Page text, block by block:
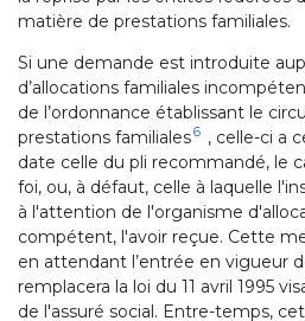
matière de prestations familiales.
Si une demande est introduite
d’allocations familiales
de l’ordonnance établissant le
prestations familiales6 , celle-ci a
date celle du pli recommandé, le
foi, ou, à défaut, celle à laquelle
à l'attention de l'organisme
compétent, l'avoir reçue. Cette
en attendant l’entrée en vigueur
remplacera la loi du 11 avril 1995
de l'assuré social. Entre-temps,